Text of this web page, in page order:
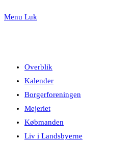
Menu Luk
Overblik
Kalender
Borgerforeningen
Mejeriet
Købmanden
Liv i Landsbyerne